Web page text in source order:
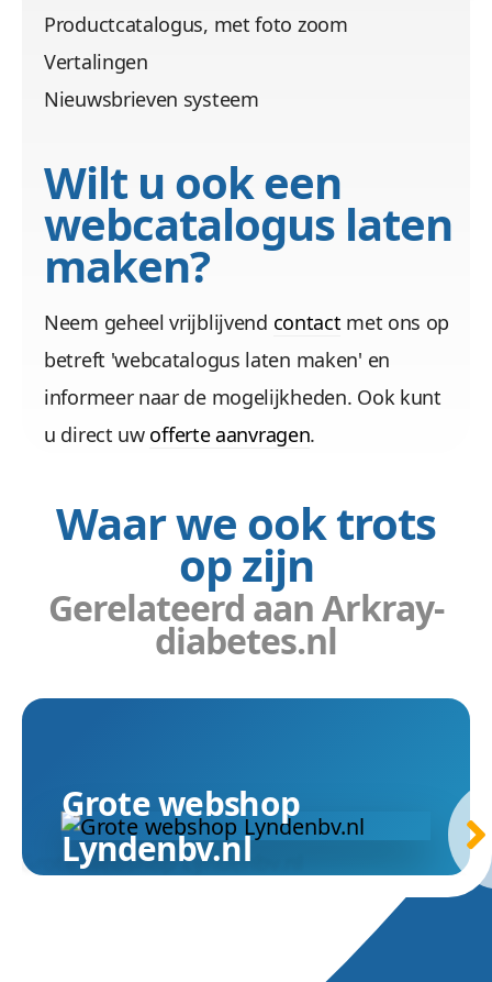
Productcatalogus, met foto zoom
Vertalingen
Nieuwsbrieven systeem
Wilt u ook een
webcatalogus laten
maken?
Neem geheel vrijblijvend contact met ons op
betreft 'webcatalogus laten maken' en
informeer naar de mogelijkheden. Ook kunt
u direct uw offerte aanvragen.
Waar we ook trots
op zijn
Gerelateerd aan Arkray-
diabetes.nl
Grote webshop
Lyndenbv.nl